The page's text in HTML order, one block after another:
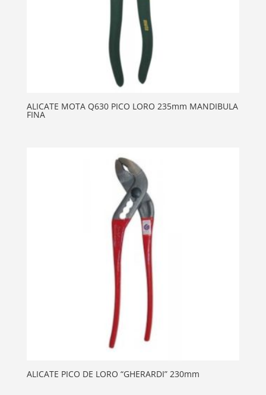
ALICATE MOTA Q630 PICO LORO 235mm MANDIBULA
FINA
ALICATE PICO DE LORO “GHERARDI” 230mm